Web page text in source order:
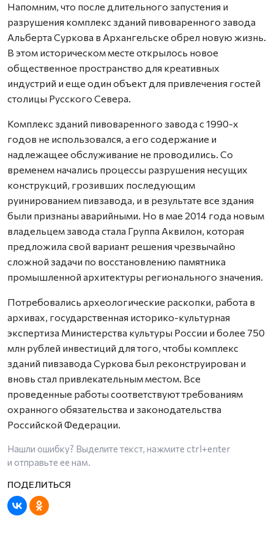
Напомним, что после длительного запустения и
разрушения комплекс зданий пивоваренного завода
Альберта Суркова в Архангельске обрел новую жизнь.
В этом историческом месте открылось новое
общественное пространство для креативных
индустрий и еще один объект для привлечения гостей
столицы Русского Севера.
Комплекс зданий пивоваренного завода с 1990-х
годов не использовался, а его содержание и
надлежащее обслуживание не проводились. Со
временем начались процессы разрушения несущих
конструкций, грозивших последующим
руинированием пивзавода, и в результате все здания
были признаны аварийными. Но в мае 2014 года новым
владельцем завода стала Группа Аквилон, которая
предложила свой вариант решения чрезвычайно
сложной задачи по восстановлению памятника
промышленной архитектуры регионального значения.
Потребовались археологические раскопки, работа в
архивах, государственная историко-культурная
экспертиза Министерства культуры России и более 750
млн рублей инвестиций для того, чтобы комплекс
зданий пивзавода Суркова был реконструирован и
вновь стал привлекательным местом. Все
проведенные работы соответствуют требованиям
охранного обязательства и законодательства
Российской Федерации.
Нашли ошибку? Выделите текст, нажмите ctrl+enter
и отправьте ее нам.